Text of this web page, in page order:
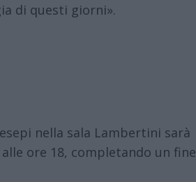
di questi giorni».
nella sala Lambertini sarà
ore 18, completando un fine